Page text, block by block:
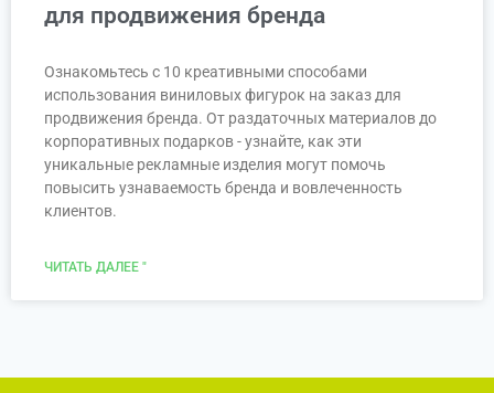
для продвижения бренда
Ознакомьтесь с 10 креативными способами
использования виниловых фигурок на заказ для
продвижения бренда. От раздаточных материалов до
корпоративных подарков - узнайте, как эти
уникальные рекламные изделия могут помочь
повысить узнаваемость бренда и вовлеченность
клиентов.
ЧИТАТЬ ДАЛЕЕ "